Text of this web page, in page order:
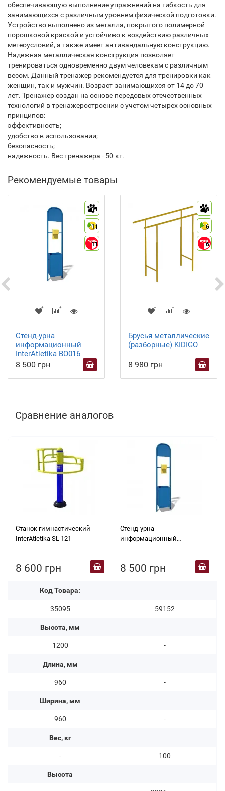
обеспечивающую выполнение упражнений на гибкость для
занимающихся с различным уровнем физической подготовки.
Устройство выполнено из металла, покрытого полимерной
порошковой краской и устойчиво к воздействию различных
метеоусловий, а также имеет антивандальную конструкцию.
Надежная металлическая конструкция позволяет
тренироваться одновременно двум человекам с различным
весом. Данный тренажер рекомендуется для тренировки как
женщин, так и мужчин. Возраст занимающихся от 14 до 70
лет. Тренажер создан на основе передовых отечественных
технологий в тренажеростроении с учетом четырех основных
принципов:
эффективность;
удобство в использовании;
безопасность;
надежность. Вес тренажера - 50 кг.
Рекомендуемые товары
11
11
11
Стенд-урна
информационный
InterAtletika BO016
8 500 грн
6
6
6
Брусья металлические
(разборные) KIDIGO
8 980 грн
Сравнение аналогов
Станок гимнастический
InterAtletika SL 121
8 600 грн
Код Товара:
35095
Высота, мм
1200
Длина, мм
960
Ширина, мм
960
Вес, кг
-
Высота
Стенд-урна
информационный
8 500 грн
59152
-
-
-
100